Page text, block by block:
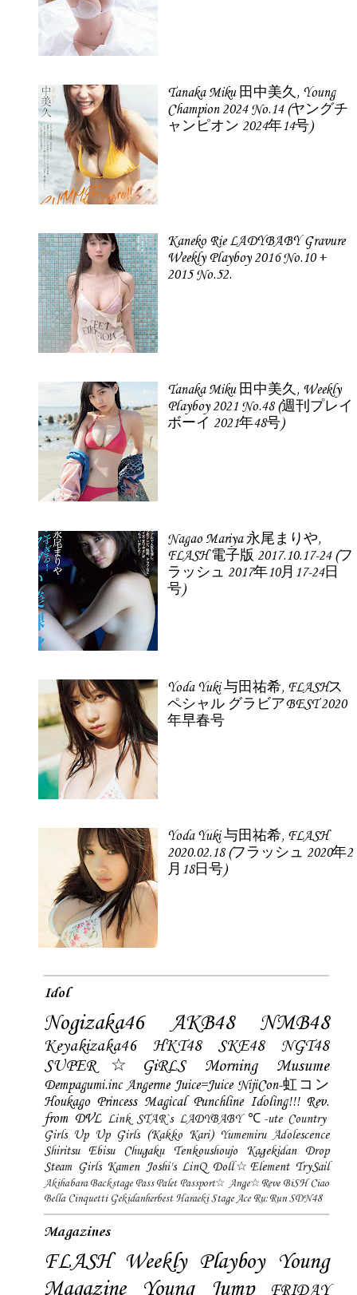
Tanaka Miku 田中美久, Young
Champion 2024 No.14 (ヤングチ
ャンピオン 2024年14号)
Kaneko Rie LADYBABY Gravure
Weekly Playboy 2016 No.10 +
2015 No.52.
Tanaka Miku 田中美久, Weekly
Playboy 2021 No.48 (週刊プレイ
ボーイ 2021年48号)
Nagao Mariya 永尾まりや,
FLASH 電子版 2017.10.17-24 (フ
ラッシュ 2017年10月17-24日
号)
Yoda Yuki 与田祐希, FLASHス
ペシャル グラビアBEST 2020
年早春号
Yoda Yuki 与田祐希, FLASH
2020.02.18 (フラッシュ 2020年2
月18日号)
Idol
Nogizaka46 AKB48 NMB48
Keyakizaka46 HKT48 SKE48
NGT48
SUPER☆GiRLS
Morning Musume
Dempagumi.inc Angerme Juice=Juice NijiCon-虹コン
Houkago Princess Magical Punchline Idoling!!! Rev.
from DVL Link STAR`s LADYBABY ℃-ute Country
Girls Up Up Girls (Kakko Kari) Yumemiru Adolescence
Shiritsu Ebisu Chugaku
Tenkoushoujo Kagekidan
Drop
Steam Girls Kamen Joshi's LinQ Doll☆Element TrySail
Akihabara Backstage Pass Palet Passport☆ Ange☆Reve BiSH Ciao
Bella Cinquetti Gekidanherbest Haraeki Stage Ace Ru:Run SDN48
Magazines
FLASH Weekly Playboy Young
Magazine
Young Jump FRIDAY